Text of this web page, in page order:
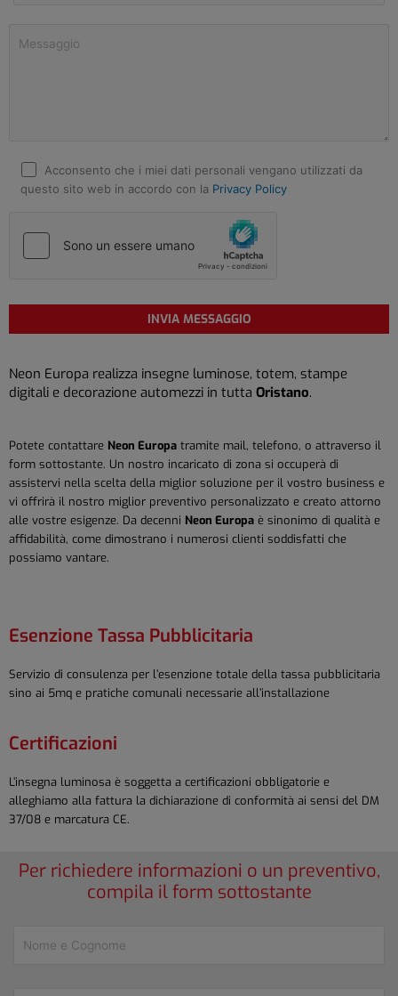
Acconsento che i miei dati personali vengano utilizzati da
questo sito web in accordo con la Privacy Policy
Neon Europa realizza insegne luminose, totem, stampe
digitali e decorazione automezzi in tutta Oristano.
Potete contattare Neon Europa tramite mail, telefono, o attraverso il
form sottostante. Un nostro incaricato di zona si occuperà di
assistervi nella scelta della miglior soluzione per il vostro business e
vi offrirà il nostro miglior preventivo personalizzato e creato attorno
alle vostre esigenze. Da decenni Neon Europa è sinonimo di qualità e
affidabilità, come dimostrano i numerosi clienti soddisfatti che
possiamo vantare.
Esenzione Tassa Pubblicitaria
Servizio di consulenza per l’esenzione totale della tassa pubblicitaria
sino ai 5mq e pratiche comunali necessarie all’installazione
Certificazioni
L’insegna luminosa è soggetta a certificazioni obbligatorie e
alleghiamo alla fattura la dichiarazione di conformità ai sensi del DM
37/08 e marcatura CE.
Per richiedere informazioni o un preventivo,
compila il form sottostante